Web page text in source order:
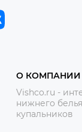
О КОМПАНИИ
Vishco.ru -
нижнего
купальников